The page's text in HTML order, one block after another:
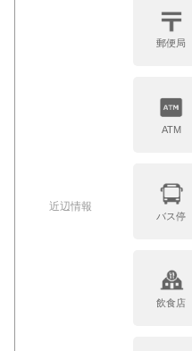
近辺情報
郵便局
ATM
バス停
飲食店